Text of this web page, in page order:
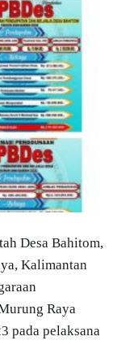
Desa Bahitom,
Kalimantan
Raya
pada pelaksana